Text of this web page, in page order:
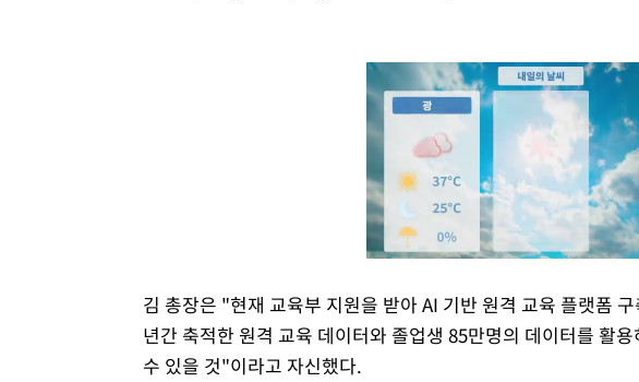
김 총장은 "현재 교육부 지원을 받아 AI 기반 원격 교육 플랫폼
년간 축적한 원격 교육 데이터와 졸업생 85만명의 데이터를 활
수 있을 것"이라고 자신했다.